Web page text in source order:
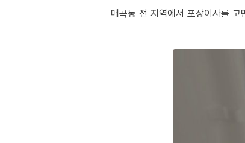
매곡동 전 지역에서 포장이사를